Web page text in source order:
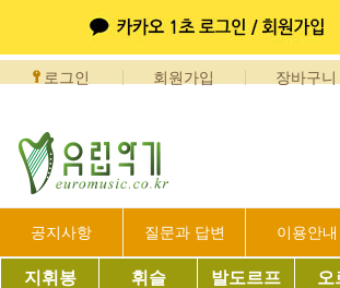
로그인 회원가입 장바구니
공지사항 질문과 답변 이용안내
지휘봉 휘슬 발도르프 오